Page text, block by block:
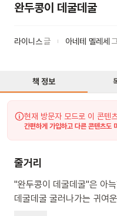
완두콩이 데굴데굴
라이니스글 아네테 멜레세
책 정보
현재 방문자 모드로 이 콘텐
간편하게 가입하고 다른 콘텐츠도
줄거리
"완두콩이 데굴데굴"은 아
데굴데굴 굴러나가는 귀여